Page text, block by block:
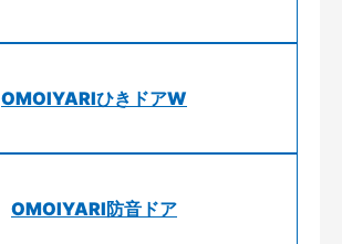
OMOIYARIひきドアW
OMOIYARI防音ドア